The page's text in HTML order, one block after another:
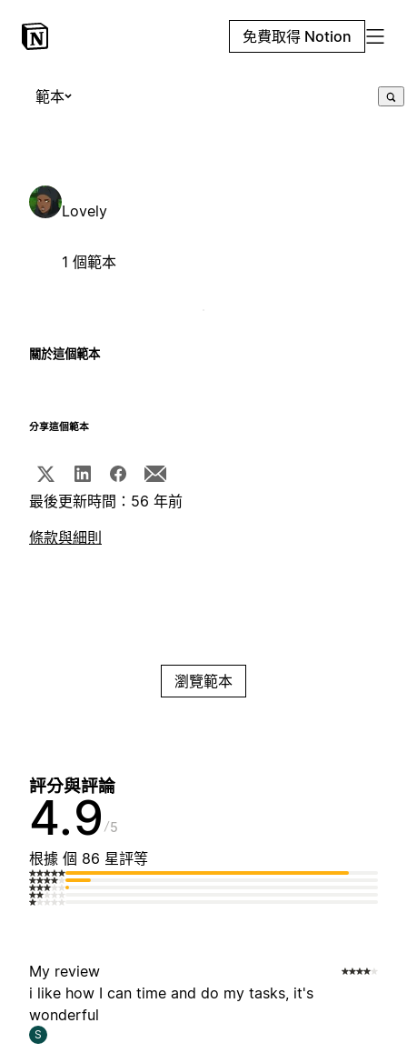
免費取得 Notion
範本
Lovely
1 個範本
關於這個範本
分享這個範本
最後更新時間：56 年前
條款與細則
瀏覽範本
評分與評論
4.9 5
根據 個 86 星評等
My review
i like how I can time and do my tasks, it's
wonderful
S